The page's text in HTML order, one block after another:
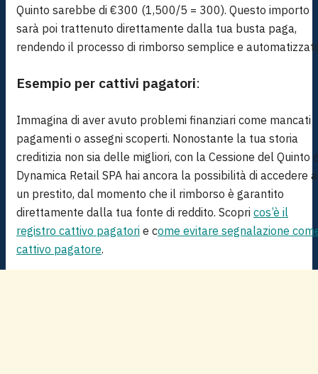
Quinto sarebbe di €300 (1,500/5 = 300). Questo importo
sarà poi trattenuto direttamente dalla tua busta paga,
rendendo il processo di rimborso semplice e
Esempio per cattivi pagatori:
Immagina di aver avuto problemi finanziari come mancati
pagamenti o assegni scoperti. Nonostante la tua storia
creditizia non sia delle migliori, con la Cessione del Quinto
Dynamica Retail SPA hai ancora la possibilità di accedere a
un prestito, dal momento che il rimborso è garantito
direttamente dalla tua fonte di reddito. Scopri cos’è il
registro cattivo pagatori e come evitare segnalazione
cattivo pagatore.